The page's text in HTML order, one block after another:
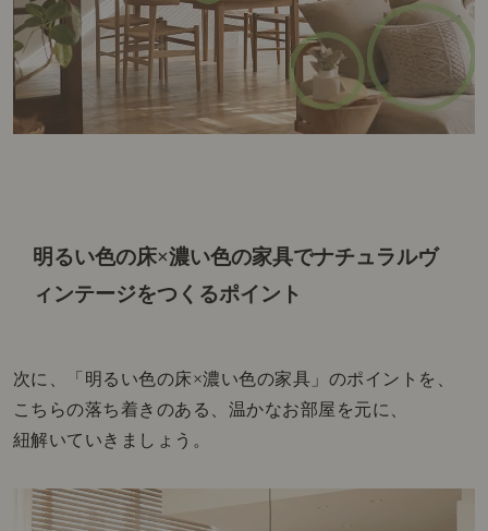
明るい色の床×濃い色の家具でナチュラルヴ
ィンテージをつくるポイント
次に、「明るい色の床×濃い色の家具」のポイントを、
こちらの落ち着きのある
、温かなお部屋を元に、
紐解いていきましょう。